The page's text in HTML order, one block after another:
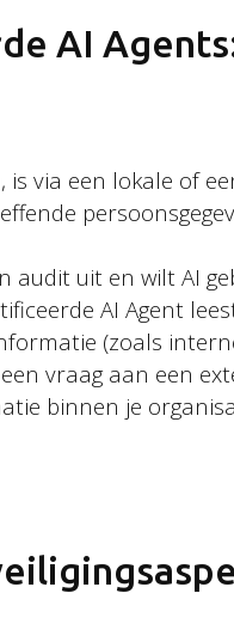
AI
via een lokale of
audit uit en wilt AI
AI Agent
(zoals
vraag aan een
binnen je